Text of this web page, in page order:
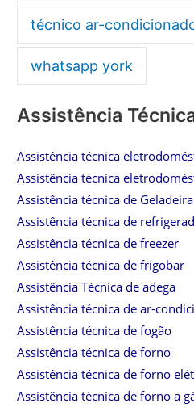
técnico ar-
whatsapp york
Assistência
Assistência técnica
Assistência técnica
Assistência técnica de Geladeira
Assistência técnica de
Assistência técnica de freezer
Assistência técnica de frigobar
Assistência Técnica de adega
Assistência técnica de ar-
Assistência técnica de fogão
Assistência técnica de forno
Assistência técnica de forno
Assistência técnica de forno a